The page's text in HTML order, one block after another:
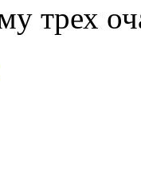
трех